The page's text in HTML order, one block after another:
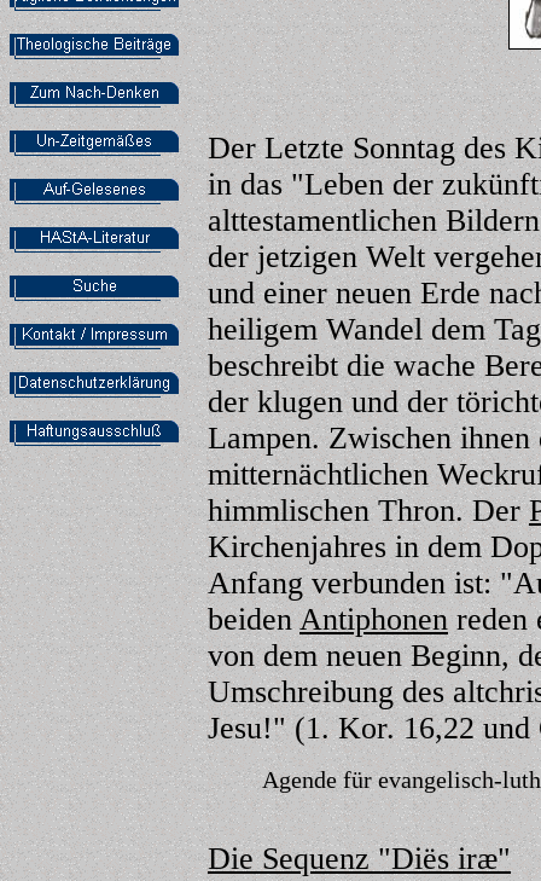
Der Letzte Sonntag des
in das "Leben der
alttestamentlichen
der jetzigen Welt
und einer neuen Erde
heiligem Wandel dem
beschreibt die wache
der klugen und der
Lampen. Zwischen
mitternächtlichen
himmlischen Thron. Der
Kirchenjahres in dem
Anfang verbunden ist:
beidenAntiphonen reden
von dem neuen Beginn,
Umschreibung des
Jesu!" (1. Kor. 16,22
Agende für evangelisch-
Die Sequenz "Diës iræ"